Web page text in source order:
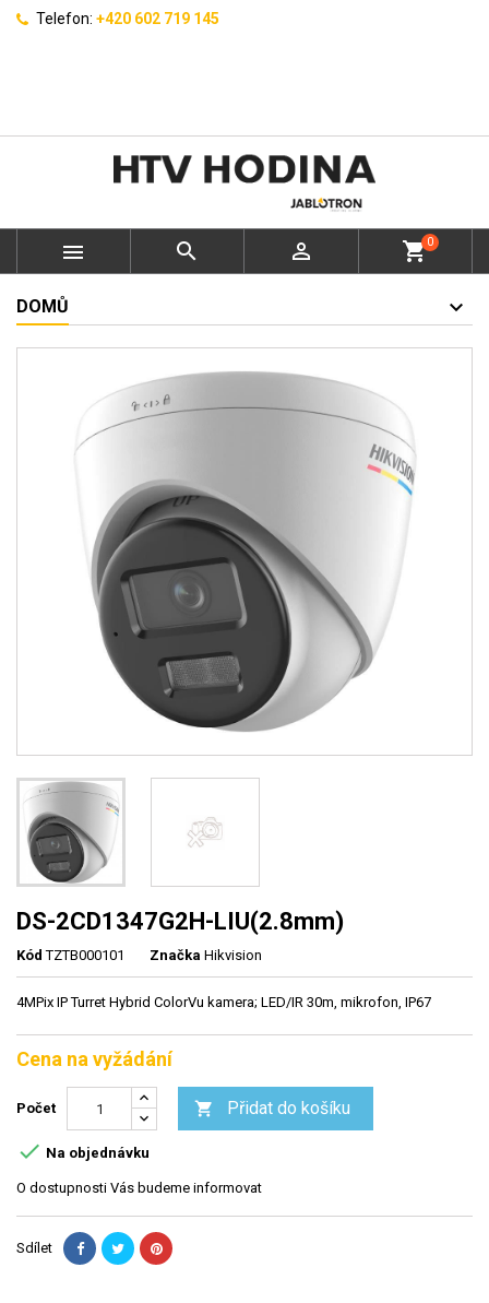
Telefon: +420 602 719 145
   shopping_cart0
DOMŮ
DS-2CD1347G2H-LIU(2.8mm)
Kód TZTB000101 Značka Hikvision
4MPix IP Turret Hybrid ColorVu kamera; LED/IR 30m, mikrofon, IP67
Cena na vyžádání
Počet  Přidat do košíku
 Na objednávku
O dostupnosti Vás budeme informovat
Sdílet